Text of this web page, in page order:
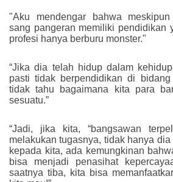
"Aku mendengar bahwa
sang pangeran memiliki pendidikan
profesi hanya berburu monster."
“Jika dia telah hidup dalam
pasti tidak berpendidikan di
tidak tahu bagaimana kita para
sesuatu.”
“Jadi, jika kita, “bangsawan
melakukan tugasnya, tidak hanya
kepada kita, ada kemungkinan
bisa menjadi penasihat
saatnya tiba, kita bisa